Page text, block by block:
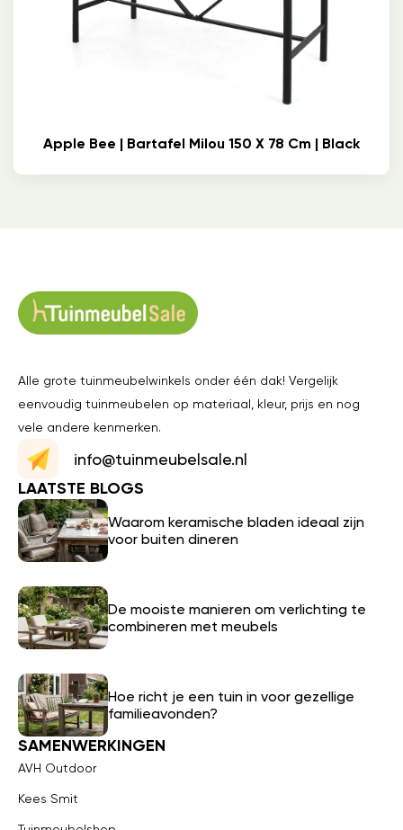
Apple Bee | Bartafel Milou 150 X 78 Cm | Black
Alle grote tuinmeubelwinkels onder één dak! Vergelijk
eenvoudig tuinmeubelen op materiaal, kleur, prijs en nog
vele andere kenmerken.
info@tuinmeubelsale.nl
LAATSTE BLOGS
Waarom keramische bladen ideaal zijn
voor buiten dineren
De mooiste manieren om verlichting te
combineren met meubels
Hoe richt je een tuin in voor gezellige
familieavonden?
SAMENWERKINGEN
AVH Outdoor
Kees Smit